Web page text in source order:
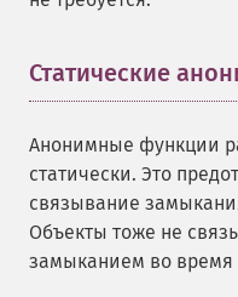
Статические
Анонимные функции
статически. Это
связывание
Объекты тоже не
замыканием во время